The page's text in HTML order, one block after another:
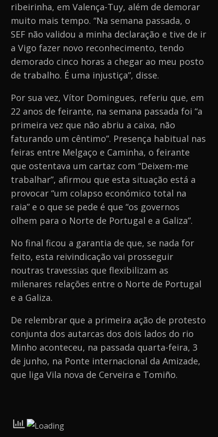
ribeirinha, em Valença-Tuy, além de demorar
muito mais tempo. “Na semana passada, o
SEF não validou a minha declaração e tive de ir
a Vigo fazer novo reconhecimento, tendo
demorado cinco horas a chegar ao meu posto
de trabalho. É uma injustiça”, disse.
Por sua vez, Vítor Domingues, referiu que, em
22 anos de feirante, na semana passada foi “a
primeira vez que não abriu a caixa, não
faturando um cêntimo”. Presença habitual nas
feiras entre Melgaço e Caminha, o feirante
que ostentava um cartaz com “Deixem-me
trabalhar”, afirmou que esta situação está a
provocar “um colapso económico total na
raia” e o que se pede é que “os governos
olhem para o Norte de Portugal e a Galiza”.
No final ficou a garantia de que, se nada for
feito, esta reivindicação vai prosseguir
noutras travessias que flexibilizam as
milenares relações entre o Norte de Portugal
e a Galiza.
De relembrar que a primeira ação de protesto
conjunta dos autarcas dos dois lados do rio
Minho aconteceu, na passada quarta-feira, 3
de junho, na Ponte internacional da Amizade,
que liga Vila nova de Cerveira e Tomiño.